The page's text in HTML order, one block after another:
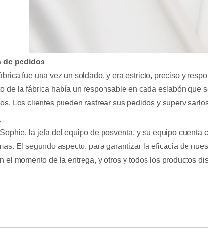
de pedidos
fue una vez un soldado, y era estricto, preciso y
de la fábrica había un responsable en cada eslabón
Los clientes pueden rastrear sus pedidos y
la jefa del equipo de posventa, y su equipo
El segundo aspecto: para garantizar la eficacia de
el momento de la entrega, y otros y todos los productos